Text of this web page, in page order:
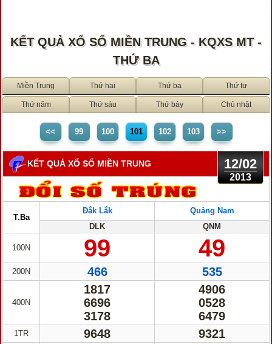
KẾT QUẢ XỔ SỐ MIỀN TRUNG - KQXS MT -
THỨ BA
Miền Trung Thứ hai Thứ ba Thứ tư
Thứ năm Thứ sáu Thứ bảy Chủ nhật
<< 99 100 101 102 103 >>
KẾT QUẢ XỔ SỐ MIỀN TRUNG 12/02
2013
T.Ba
100N
200N
400N
1TR
Đắk Lắk
DLK
99
466
1817
6696
3178
9648
Quảng Nam
QNM
49
535
4906
0528
6479
9321